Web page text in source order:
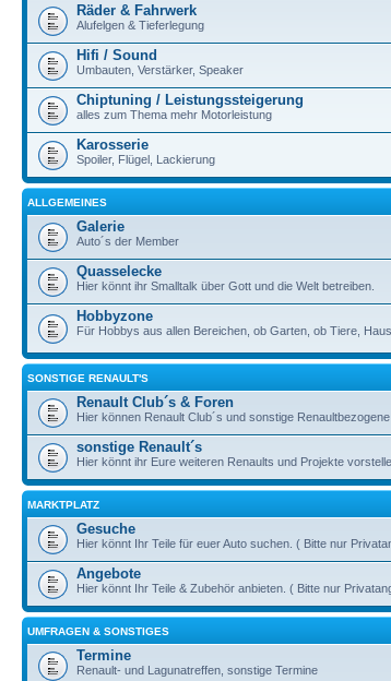
Räder & Fahrwerk
Alufelgen & Tieferlegung
Hifi / Sound
Umbauten, Verstärker, Speaker
Chiptuning / Leistungssteigerung
alles zum Thema mehr Motorleistung
Karosserie
Spoiler, Flügel, Lackierung
ALLGEMEINES
Galerie
Auto´s der Member
Quasselecke
Hier könnt ihr Smalltalk über Gott und die Welt betreiben.
Hobbyzone
Für Hobbys aus allen Bereichen, ob Garten, ob Tiere,
SONSTIGE RENAULT'S
Renault Club´s & Foren
Hier können Renault Club´s und sonstige
sonstige Renault´s
Hier könnt ihr Eure weiteren Renaults und Projekte
MARKTPLATZ
Gesuche
Hier könnt Ihr Teile für euer Auto suchen. ( Bitte nur
Angebote
Hier könnt Ihr Teile & Zubehör anbieten. ( Bitte nur
UMFRAGEN & SONSTIGES
Termine
Renault- und Lagunatreffen, sonstige Termine